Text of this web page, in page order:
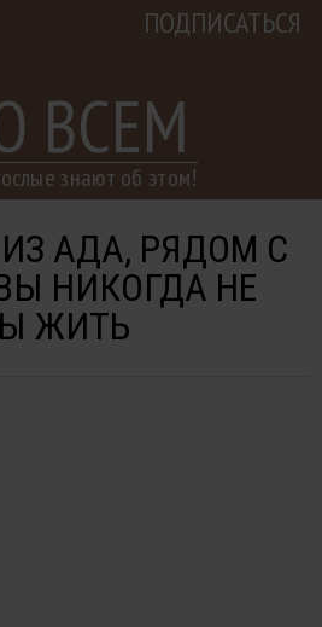
ВСЕМ
знают об этом!
ПОДПИСАТЬСЯ
АДА, РЯДОМ С
НИКОГДА НЕ
ЖИТЬ